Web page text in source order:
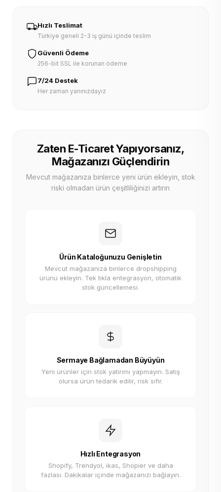
Hızlı Teslimat
Türkiye geneli 2-3 iş günü içinde teslim
Güvenli Ödeme
256-bit SSL ile korunan ödeme
7/24 Destek
Her zaman yanınızdayız
Zaten E-Ticaret Yapıyorsanız,
Mağazanızı Güçlendirin
Mevcut mağazanıza binlerce yeni ürün ekleyin, stok
riski olmadan ürün çeşitliliğinizi artırın
Ürün Kataloğunuzu Genişletin
Mevcut mağazanıza binlerce dropshipping
ürünü ekleyin. Tek tıkla entegrasyon, otomatik
stok güncellemesi.
Sermaye Bağlamadan Büyüyün
Yeni ürünler için stok yatırımı yapmayın. Satış
olursa ürün tedarik edilir, risk sıfır.
Hızlı Entegrasyon
Shopify, Trendyol, ikas, Shopier ve daha
fazlası. Dakikalar içinde mağazanızı bağlayın.